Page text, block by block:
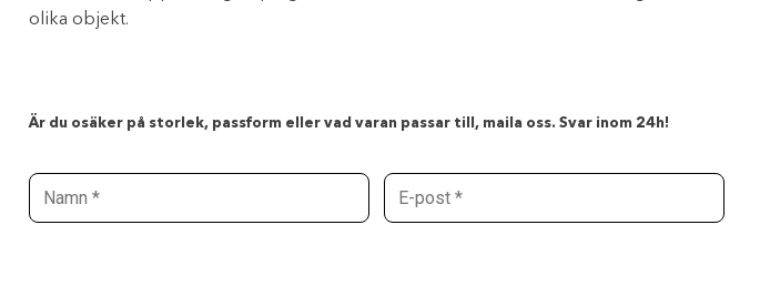
olika objekt.
Är du osäker på storlek, passform eller vad varan passar till, maila oss. Svar inom 24h!